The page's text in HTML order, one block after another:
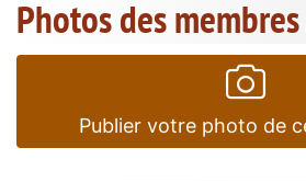
Photos des membres
Publier votre photo de